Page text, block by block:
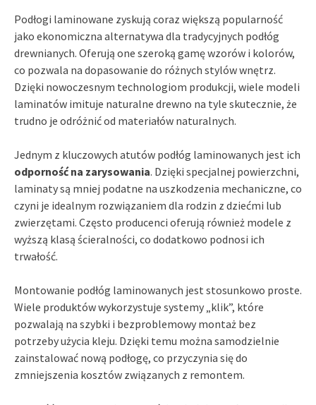
Podłogi laminowane zyskują coraz większą popularność
jako ekonomiczna alternatywa dla tradycyjnych podłóg
drewnianych. Oferują one szeroką gamę wzorów i kolorów,
co pozwala na dopasowanie do różnych stylów wnętrz.
Dzięki nowoczesnym technologiom produkcji, wiele modeli
laminatów imituje naturalne drewno na tyle skutecznie, że
trudno je odróżnić od materiałów naturalnych.
Jednym z kluczowych atutów podłóg laminowanych jest ich
odporność na zarysowania. Dzięki specjalnej powierzchni,
laminaty są mniej podatne na uszkodzenia mechaniczne, co
czyni je idealnym rozwiązaniem dla rodzin z dziećmi lub
zwierzętami. Często producenci oferują również modele z
wyższą klasą ścieralności, co dodatkowo podnosi ich
trwałość.
Montowanie podłóg laminowanych jest stosunkowo proste.
Wiele produktów wykorzystuje systemy „klik”, które
pozwalają na szybki i bezproblemowy montaż bez
potrzeby użycia kleju. Dzięki temu można samodzielnie
zainstalować nową podłogę, co przyczynia się do
zmniejszenia kosztów związanych z remontem.